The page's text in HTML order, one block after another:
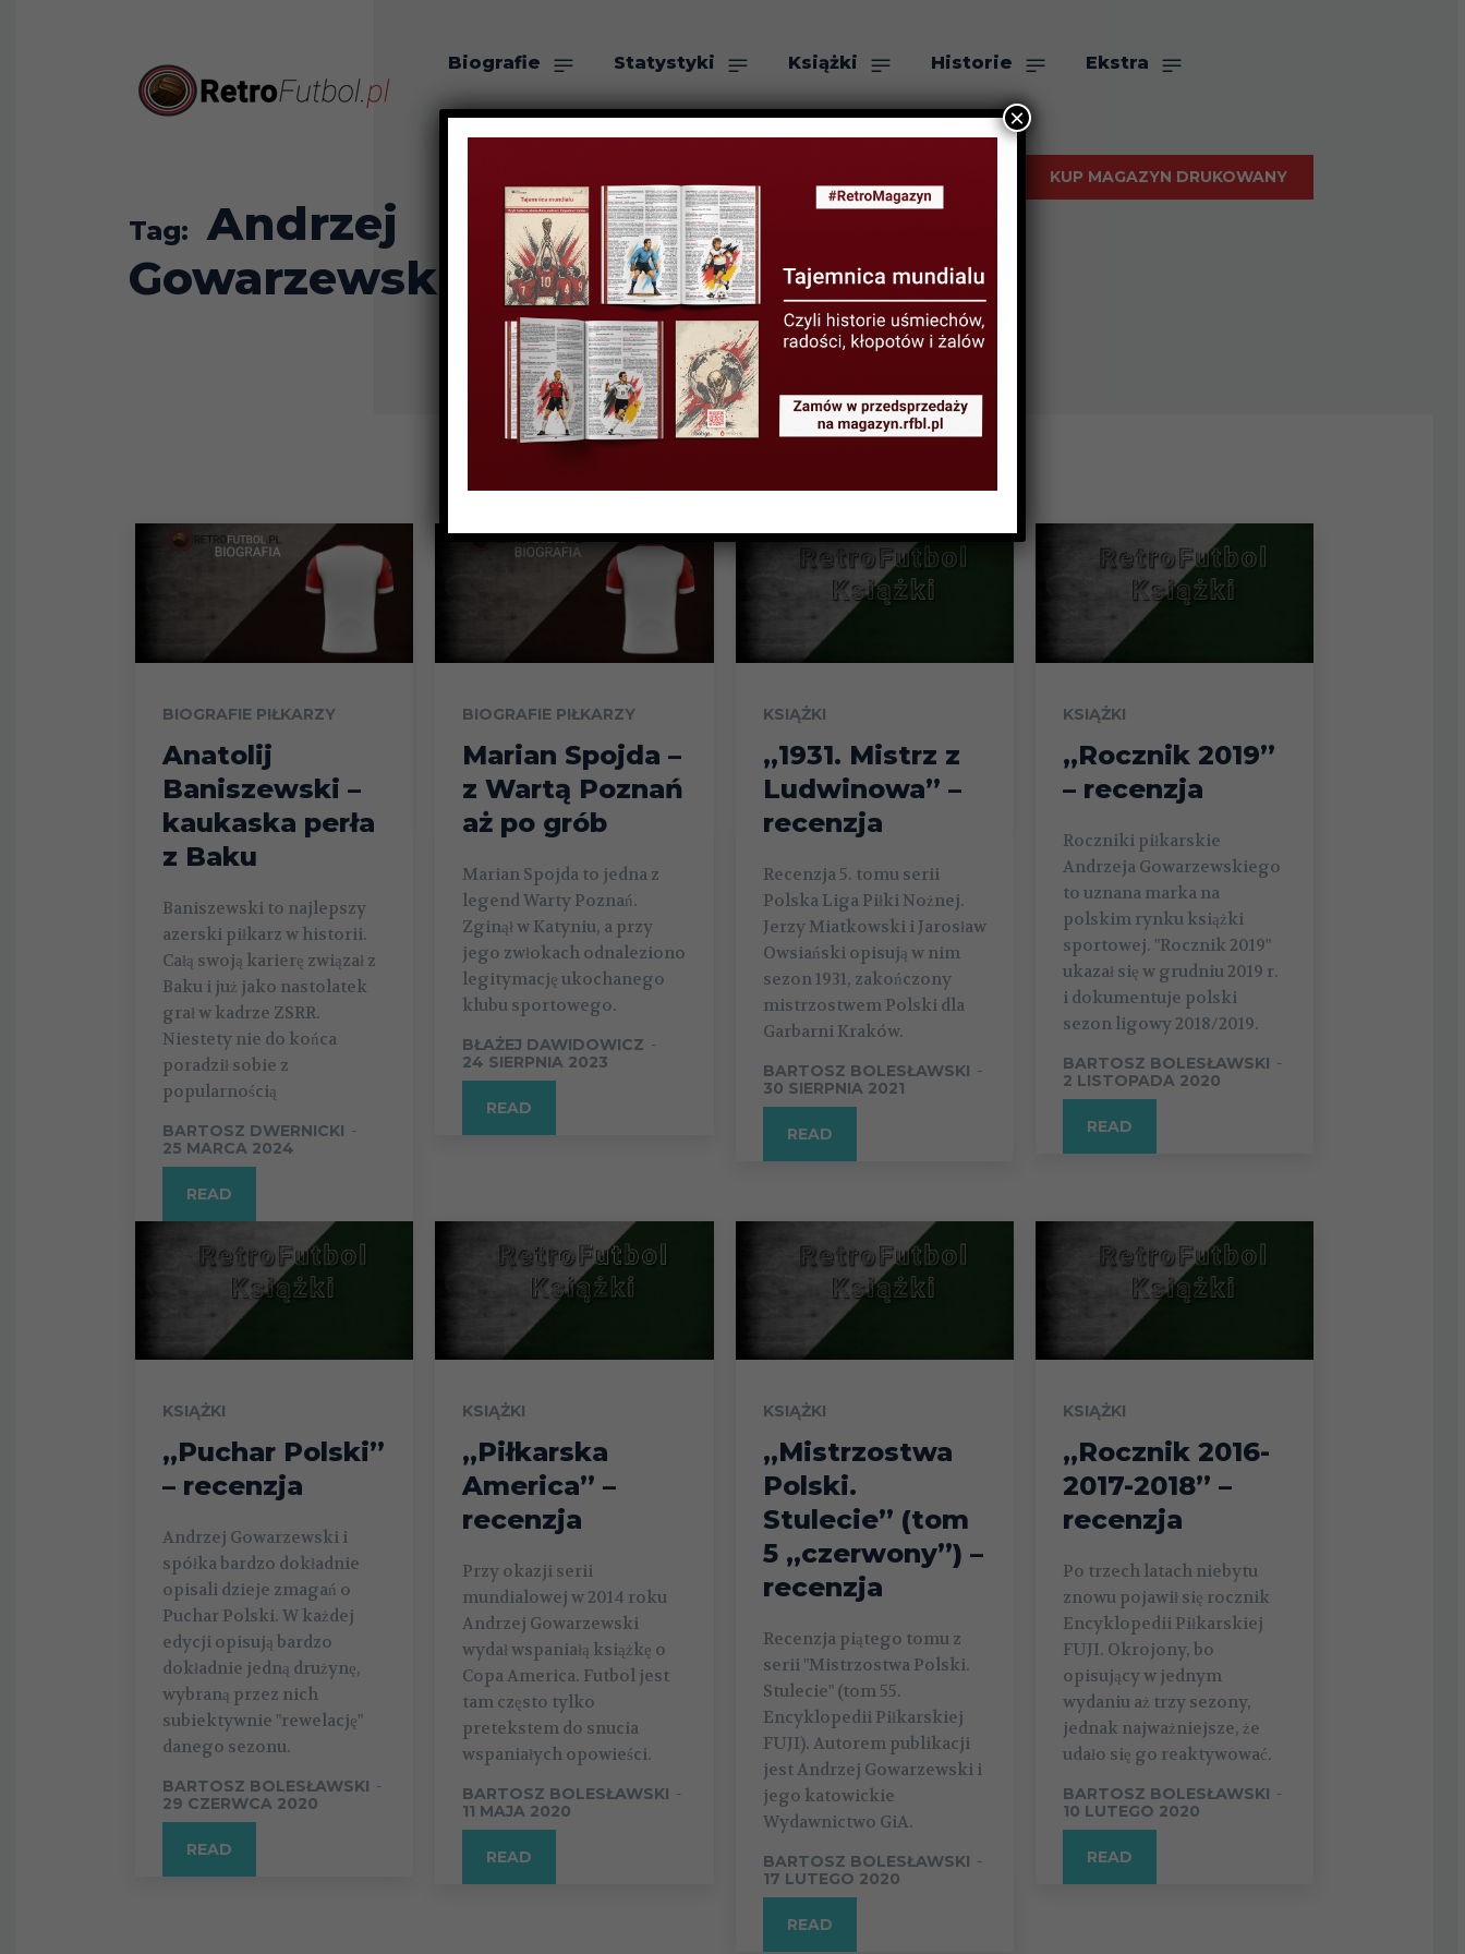
Biografie Statystyki Książki Historie Ekstra
O nas
KUP MAGAZYN DRUKOWANY
Tag:
Andrzej
Gowarzewski
BIOGRAFIE PIŁKARZY
Anatolij
Baniszewski –
kaukaska perła
z Baku
Baniszewski to najlepszy
azerski piłkarz w historii.
Całą swoją karierę związał z
Baku i już jako nastolatek
grał w kadrze ZSRR.
Niestety nie do końca
poradził sobie z
popularnością
BARTOSZ DWERNICKI -
25 MARCA 2024
READ
BIOGRAFIE PIŁKARZY
Marian Spojda –
z Wartą Poznań
aż po grób
Marian Spojda to jedna z
legend Warty Poznań.
Zginął w Katyniu, a przy
jego zwłokach odnaleziono
legitymację ukochanego
klubu sportowego.
BŁAŻEJ DAWIDOWICZ -
24 SIERPNIA 2023
READ
KSIĄŻKI
„1931. Mistrz z
Ludwinowa” –
recenzja
Recenzja 5. tomu serii
Polska Liga Piłki Nożnej.
Jerzy Miatkowski i Jarosław
Owsiański opisują w nim
sezon 1931, zakończony
mistrzostwem Polski dla
Garbarni Kraków.
BARTOSZ BOLESŁAWSKI -
30 SIERPNIA 2021
READ
KSIĄŻKI
„Rocznik 2019”
– recenzja
Roczniki piłkarskie
Andrzeja Gowarzewskiego
to uznana marka na
polskim rynku książki
sportowej. "Rocznik 2019"
ukazał się w grudniu 2019 r.
i dokumentuje polski
sezon ligowy 2018/2019.
BARTOSZ BOLESŁAWSKI -
2 LISTOPADA 2020
READ
KSIĄŻKI
„Puchar Polski”
– recenzja
Andrzej Gowarzewski i
spółka bardzo dokładnie
opisali dzieje zmagań o
Puchar Polski. W każdej
edycji opisują bardzo
dokładnie jedną drużynę,
wybraną przez nich
subiektywnie "rewelację"
danego sezonu.
BARTOSZ BOLESŁAWSKI -
29 CZERWCA 2020
READ
KSIĄŻKI
„Piłkarska
America” –
recenzja
Przy okazji serii
mundialowej w 2014 roku
Andrzej Gowarzewski
wydał wspaniałą książkę o
Copa America. Futbol jest
tam często tylko
pretekstem do snucia
wspaniałych opowieści.
BARTOSZ BOLESŁAWSKI -
11 MAJA 2020
READ
KSIĄŻKI
„Mistrzostwa
Polski.
Stulecie” (tom
5 „czerwony”) –
recenzja
Recenzja piątego tomu z
serii "Mistrzostwa Polski.
Stulecie" (tom 55.
Encyklopedii Piłkarskiej
FUJI). Autorem publikacji
jest Andrzej Gowarzewski i
jego katowickie
Wydawnictwo GiA.
BARTOSZ BOLESŁAWSKI -
17 LUTEGO 2020
READ
KSIĄŻKI
„Rocznik 2016-
2017-2018” –
recenzja
Po trzech latach niebytu
znowu pojawił się rocznik
Encyklopedii Piłkarskiej
FUJI. Okrojony, bo
opisujący w jednym
wydaniu aż trzy sezony,
jednak najważniejsze, że
udało się go reaktywować.
BARTOSZ BOLESŁAWSKI -
10 LUTEGO 2020
READ
×